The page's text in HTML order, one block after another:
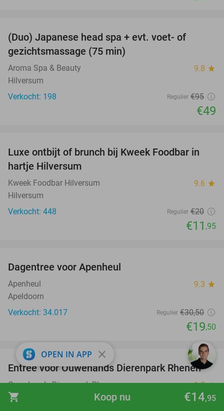
shopping_cart €14,95
Koop nu
(Duo) Japanese head spa + evt. voet- of
gezichtsmassage (75 min)
Aroma Spa & Beauty 9.8 star
Hilversum
Verkocht: 198
Regulier €95
€49
40%
Luxe ontbijt of brunch bij Kweek Foodbar in
hartje Hilversum
Kweek Foodbar Hilversum 9.6 star
Hilversum
Verkocht: 448
Regulier €20
€11 ,95
Dagentree voor Apenheul
Apenheul 9.3 star
Apeldoorn
Verkocht: 34.017
Regulier €30,50
€19,50
19%
favorite_border
Entree voor Ouwehands Dierenpark Rhenen
Ouwehands Dierenpark Rhenen 9.5star
Rhenen
OPEN IN APP close